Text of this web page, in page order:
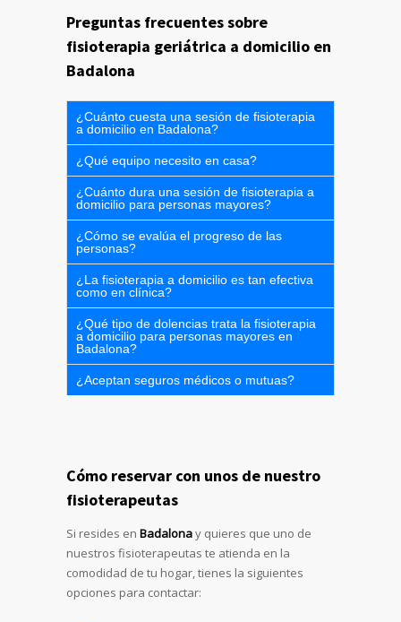
Preguntas frecuentes sobre
fisioterapia geriátrica a domicilio en
Badalona
¿Cuánto cuesta una sesión de fisioterapia
a domicilio en Badalona?
¿Qué equipo necesito en casa?
¿Cuánto dura una sesión de fisioterapia a
domicilio para personas mayores?
¿Cómo se evalúa el progreso de las
personas?
¿La fisioterapia a domicilio es tan efectiva
como en clínica?
¿Qué tipo de dolencias trata la fisioterapia
a domicilio para personas mayores en
Badalona?
¿Aceptan seguros médicos o mutuas?
Cómo reservar con unos de nuestro
fisioterapeutas
Si resides en Badalonay quieres que uno de
nuestros fisioterapeutas te atienda en la
comodidad de tu hogar, tienes la siguientes
opciones para contactar: